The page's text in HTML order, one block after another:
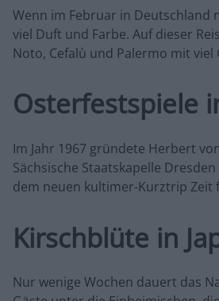
Wenn im Februar in Deutschland
viel Duft und Farbe. Auf dieser
Noto, Cefalù und Palermo mit
Osterfestspiele
Im Jahr 1967 gründete Herbert
Sächsische Staatskapelle
dem neuen kultimer-Kurztrip Zeit
Kirschblüte in
Nur wenige Wochen dauert das